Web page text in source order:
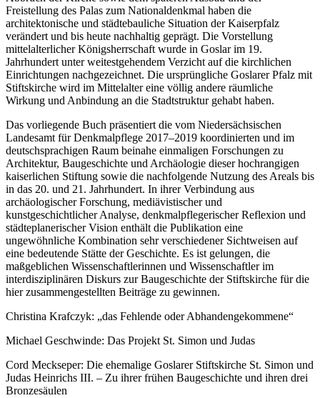
Freistellung des Palas zum Nationaldenkmal haben die
architektonische und städtebauliche Situation der Kaiserpfalz
verändert und bis heute nachhaltig geprägt. Die Vorstellung
mittelalterlicher Königsherrschaft wurde in Goslar im 19.
Jahrhundert unter weitestgehendem Verzicht auf die kirchlichen
Einrichtungen nachgezeichnet. Die ursprüngliche Goslarer Pfalz mit
Stiftskirche wird im Mittelalter eine völlig andere räumliche
Wirkung und Anbindung an die Stadtstruktur gehabt haben.
Das vorliegende Buch präsentiert die vom Niedersächsischen
Landesamt für Denkmalpflege 2017–2019 koordinierten und im
deutschsprachigen Raum beinahe einmaligen Forschungen zu
Architektur, Baugeschichte und Archäologie dieser hochrangigen
kaiserlichen Stiftung sowie die nachfolgende Nutzung des Areals bis
in das 20. und 21. Jahrhundert. In ihrer Verbindung aus
archäologischer Forschung, mediävistischer und
kunstgeschichtlicher Analyse, denkmalpflegerischer Reflexion und
städteplanerischer Vision enthält die Publikation eine
ungewöhnliche Kombination sehr verschiedener Sichtweisen auf
eine bedeutende Stätte der Geschichte. Es ist gelungen, die
maßgeblichen Wissenschaftlerinnen und Wissenschaftler im
interdisziplinären Diskurs zur Baugeschichte der Stiftskirche für die
hier zusammengestellten Beiträge zu gewinnen.
Christina Krafczyk: „das Fehlende oder Abhandengekommene“
Michael Geschwinde: Das Projekt St. Simon und Judas
Cord Meckseper: Die ehemalige Goslarer Stiftskirche St. Simon und
Judas Heinrichs III. – Zu ihrer frühen Baugeschichte und ihren drei
Bronzesäulen